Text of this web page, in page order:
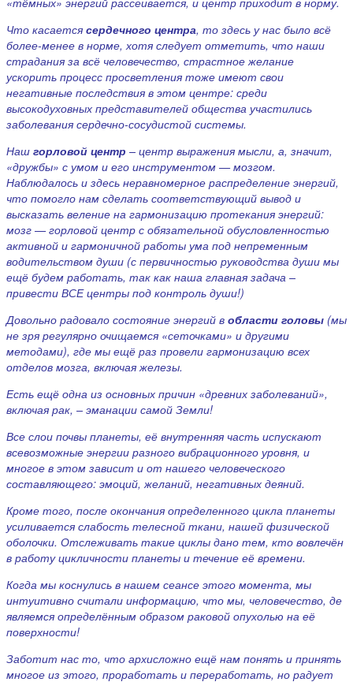
Что касается сердечного центра, то здесь у нас было всё
более-менее в норме, хотя следует отметить, что наши
страдания за всё человечество, страстное желание
ускорить процесс просветления тоже имеют свои
негативные последствия в этом центре: среди
высокодуховных представителей общества участились
заболевания сердечно-сосудистой системы.
Наш горловой центр – центр выражения мысли, а, значит,
«дружбы» с умом и его инструментом — мозгом.
Наблюдалось и здесь неравномерное распределение энергий,
что помогло нам сделать соответствующий вывод и
высказать веление на гармонизацию протекания энергий:
мозг — горловой центр с обязательной обусловленностью
активной и гармоничной работы ума под непременным
водительством души (с первичностью руководства души мы
ещё будем работать, так как наша главная задача –
привести ВСЕ центры под контроль души!)
Довольно радовало состояние энергий в области головы (мы
не зря регулярно очищаемся «сеточками» и другими
методами), где мы ещё раз провели гармонизацию всех
отделов мозга, включая железы.
Есть ещё одна из основных причин «древних заболеваний»,
включая рак, – эманации самой Земли!
Все слои почвы планеты, её внутренняя часть испускают
всевозможные энергии разного вибрационного уровня, и
многое в этом зависит и от нашего человеческого
составляющего: эмоций, желаний, негативных деяний.
Кроме того, после окончания определенного цикла планеты
усиливается слабость телесной ткани, нашей физической
оболочки. Отслеживать такие циклы дано тем, кто вовлечён
в работу цикличности планеты и течение её времени.
Когда мы коснулись в нашем сеансе этого момента, мы
интуитивно считали информацию, что мы, человечество, де
являемся определённым образом раковой опухолью на её
поверхности!
Заботит нас то, что архисложно ещё нам понять и принять
многое из этого, проработать и переработать, но радует